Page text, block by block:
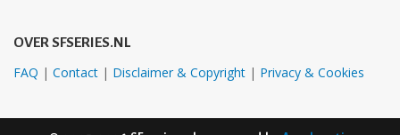
OVER SFSERIES.NL
FAQ | Contact | Disclaimer & Copyright | Privacy & Cookies